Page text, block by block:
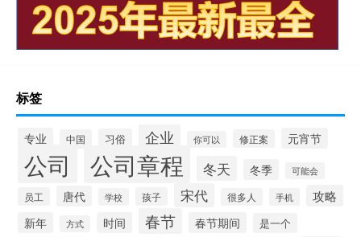
标签
专业 中国 习俗 企业 你可以 修正案 元宵节
公司 公司章程 冬天 冬季 可能会
员工 唐代 学校 孩子 宋代 很多人 手机 攻略
新年 方式 时间 春节 春节期间 是一个